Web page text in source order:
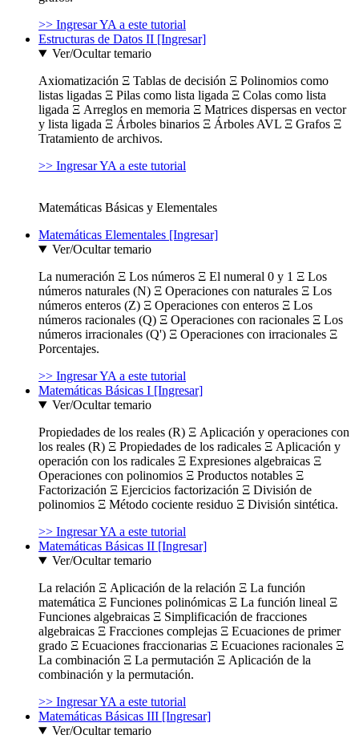
>> Ingresar YA a este tutorial
Estructuras de Datos II [Ingresar]
Ver/Ocultar temario
Axiomatización Ξ Tablas de decisión Ξ Polinomios como
listas ligadas Ξ Pilas como lista ligada Ξ Colas como lista
ligada Ξ Arreglos en memoria Ξ Matrices dispersas en vector
y lista ligada Ξ Árboles binarios Ξ Árboles AVL Ξ Grafos Ξ
Tratamiento de archivos.
>> Ingresar YA a este tutorial
Matemáticas Básicas y Elementales
Matemáticas Elementales [Ingresar]
Ver/Ocultar temario
La numeración Ξ Los números Ξ El numeral 0 y 1 Ξ Los
números naturales (N) Ξ Operaciones con naturales Ξ Los
números enteros (Z) Ξ Operaciones con enteros Ξ Los
números racionales (Q) Ξ Operaciones con racionales Ξ Los
números irracionales (Q') Ξ Operaciones con irracionales Ξ
Porcentajes.
>> Ingresar YA a este tutorial
Matemáticas Básicas I [Ingresar]
Ver/Ocultar temario
Propiedades de los reales (R) Ξ Aplicación y operaciones con
los reales (R) Ξ Propiedades de los radicales Ξ Aplicación y
operación con los radicales Ξ Expresiones algebraicas Ξ
Operaciones con polinomios Ξ Productos notables Ξ
Factorización Ξ Ejercicios factorización Ξ División de
polinomios Ξ Método cociente residuo Ξ División sintética.
>> Ingresar YA a este tutorial
Matemáticas Básicas II [Ingresar]
Ver/Ocultar temario
La relación Ξ Aplicación de la relación Ξ La función
matemática Ξ Funciones polinómicas Ξ La función lineal Ξ
Funciones algebraicas Ξ Simplificación de fracciones
algebraicas Ξ Fracciones complejas Ξ Ecuaciones de primer
grado Ξ Ecuaciones fraccionarias Ξ Ecuaciones racionales Ξ
La combinación Ξ La permutación Ξ Aplicación de la
combinación y la permutación.
>> Ingresar YA a este tutorial
Matemáticas Básicas III [Ingresar]
Ver/Ocultar temario